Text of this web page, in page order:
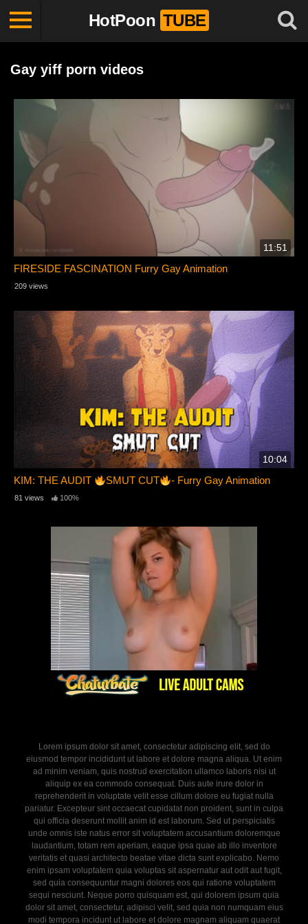
HotPoon TUBE
Gay yiff porn videos
11:51
FIRESIDE FASCINATION Furry Gay Animation
209 views
10:04
KIM: THE AUDIT SMUT CUT - Furry Gay Animation
81 views 100%
Lorem ipsum dolor sit amet, consectetur adipiscing elit, sed do
eiusmod tempor incididunt ut labore et dolore magna aliqua. Ut enim
ad minim veniam, quis nostrud exercitation ullamco laboris nisi ut
aliquip ex ea commodo consequat. Duis aute irure dolor in
reprehenderit in voluptate velit esse cillum dolore eu fugiat nulla
pariatur. Excepteur sint occaecat cupidatat non proident, sunt in culpa
qui officia deserunt mollit anim id est laborum. Sed ut perspiciatis
unde omnis iste natus error sit voluptatem accusantium doloremque
laudantium, totam rem aperiam, eaque ipsa quae ab illo inventore
veritatis et quasi architecto beatae vitae dicta sunt explicabo. Nemo
enim ipsam voluptatem quia voluptas sit aspernatur aut odit aut fugit,
sed quia consequuntur magni dolores eos qui ratione voluptatem
sequi nesciunt. Neque porro quisquam est, qui dolorem ipsum quia
dolor sit amet, consectetur, adipisci velit, sed quia non numquam eius
modi tempora incidunt ut labore et dolore magnam aliquam quaerat